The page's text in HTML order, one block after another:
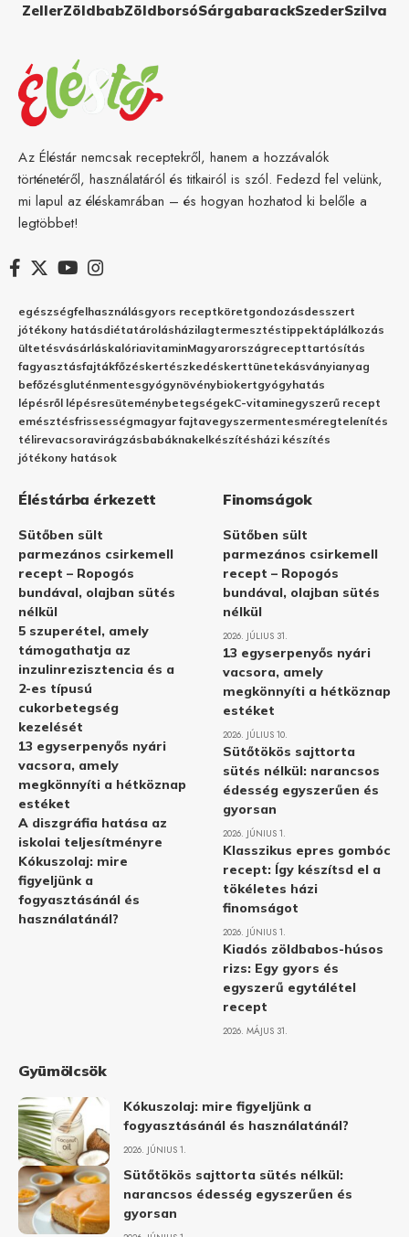
ZellerZöldbabZöldborsóSárgabarackSzederSzilva
Az Éléstár nemcsak receptekről, hanem a hozzávalók
történetéről, használatáról és titkairól is szól. Fedezd fel velünk,
mi lapul az éléskamrában – és hogyan hozhatod ki belőle a
legtöbbet!
egészségfelhasználásgyors receptköretgondozásdesszert
jótékony hatásdiétatárolásházilagtermesztéstippektáplálkozás
ültetésvásárláskalóriavitaminMagyarországrecepttartósítás
fagyasztásfajtákfőzéskertészkedéskerttünetekásványianyag
befőzésgluténmentesgyógynövénybiokertgyógyhatás
lépésről lépésresüteménybetegségekC-vitaminegyszerű recept
emésztésfrissességmagyar fajtavegyszermentesméregtelenítés
télirevacsoravirágzásbabáknakelkészítésházi készítés
jótékony hatások
Éléstárba érkezett
Sütőben sült
parmezános csirkemell
recept – Ropogós
bundával, olajban sütés
nélkül
5 szuperétel, amely
támogathatja az
inzulinrezisztencia és a
2-es típusú
cukorbetegség
kezelését
13 egyserpenyős nyári
vacsora, amely
megkönnyíti a hétköznap
estéket
A diszgráfia hatása az
iskolai teljesítményre
Kókuszolaj: mire
figyeljünk a
fogyasztásánál és
használatánál?
Finomságok
Sütőben sült
parmezános csirkemell
recept – Ropogós
bundával, olajban sütés
nélkül
2026. JÚLIUS 31.
13 egyserpenyős nyári
vacsora, amely
megkönnyíti a hétköznap
estéket
2026. JÚLIUS 10.
Sütőtökös sajttorta
sütés nélkül: narancsos
édesség egyszerűen és
gyorsan
2026. JÚNIUS 1.
Klasszikus epres gombóc
recept: Így készítsd el a
tökéletes házi
finomságot
2026. JÚNIUS 1.
Kiadós zöldbabos-húsos
rizs: Egy gyors és
egyszerű egytálétel
recept
2026. MÁJUS 31.
Gyümölcsök
Kókuszolaj: mire figyeljünk a
fogyasztásánál és használatánál?
2026. JÚNIUS 1.
Sütőtökös sajttorta sütés nélkül:
narancsos édesség egyszerűen és
gyorsan